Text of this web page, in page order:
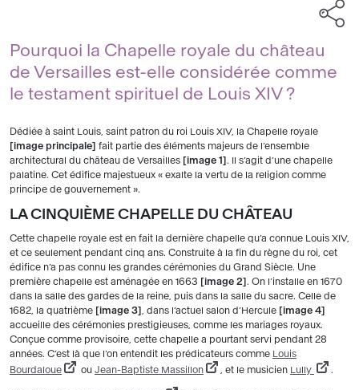
Pourquoi la Chapelle royale du château
de Versailles est-elle considérée comme
le testament spirituel de Louis XIV ?
Dédiée à saint Louis, saint patron du roi Louis XIV, la Chapelle royale
image principale
fait partie des éléments majeurs de l’ensemble
architectural du château de Versailles
image 1
. Il s’agit d’une chapelle
palatine. Cet édifice majestueux « exalte la vertu de la religion comme
principe de gouvernement ».
LA CINQUIÈME CHAPELLE DU CHÂTEAU
Cette chapelle royale est en fait la dernière chapelle qu’a connue Louis XIV,
et ce seulement pendant cinq ans. Construite à la fin du règne du roi, cet
édifice n’a pas connu les grandes cérémonies du Grand Siècle. Une
première chapelle est aménagée en 1663
image 2 . On l’installe en 1670
dans la salle des gardes de la reine, puis dans la salle du sacre. Celle de
1682, la quatrième
image 3 , dans l’actuel salon d’Hercule
image 4
accueille des cérémonies prestigieuses, comme les mariages royaux.
Conçue comme provisoire, cette chapelle a pourtant servi pendant 28
années. C’est là que l’on entendit les prédicateurs comme
Louis
Bourdaloue
ou Jean-Baptiste Massillon , et le musicien Lully .